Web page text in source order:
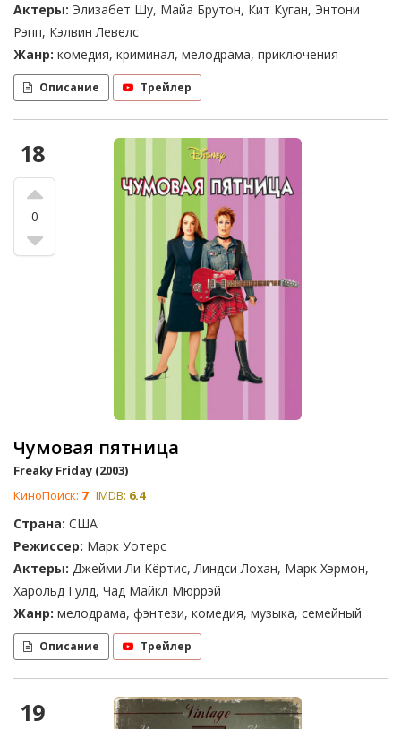
Актеры: Элизабет Шу, Майа Брутон, Кит Куган, Энтони
Рэпп, Кэлвин Левелс
Жанр: комедия, криминал, мелодрама, приключения
Описание Трейлер
18
0
Чумовая пятница
Freaky Friday (2003)
КиноПоиск: 7 IMDB: 6.4
Страна: США
Режиссер: Марк Уотерс
Актеры: Джейми Ли Кёртис, Линдси Лохан, Марк Хэрмон,
Харольд Гулд, Чад Майкл Мюррэй
Жанр: мелодрама, фэнтези, комедия, музыка, семейный
Описание Трейлер
19